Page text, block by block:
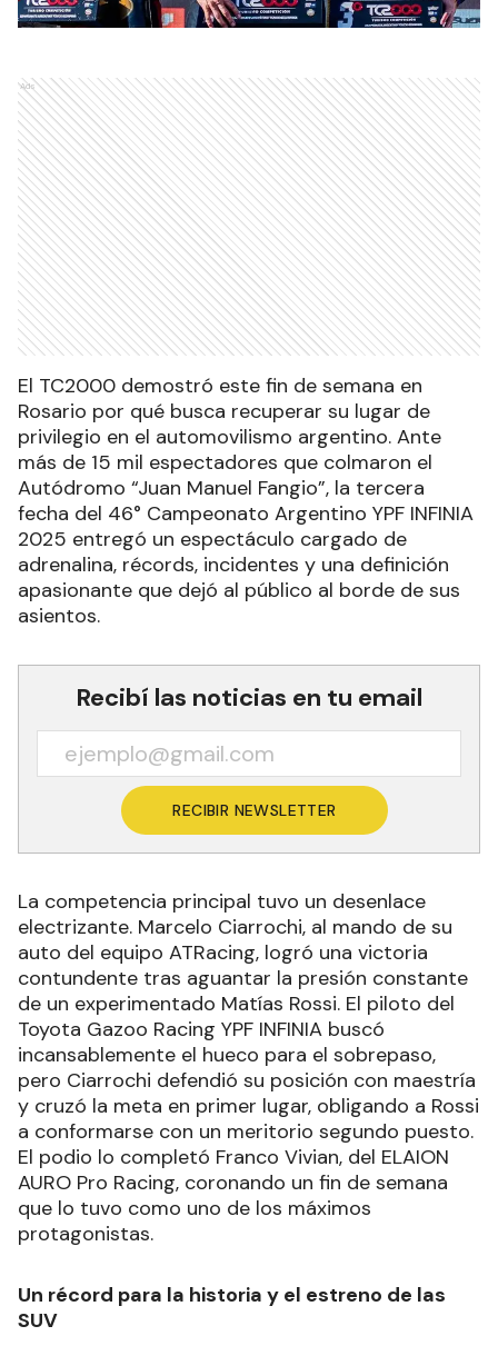
Ads
El TC2000 demostró este fin de semana en
Rosario por qué busca recuperar su lugar de
privilegio en el automovilismo argentino. Ante
más de 15 mil espectadores que colmaron el
Autódromo “Juan Manuel Fangio”, la tercera
fecha del 46° Campeonato Argentino YPF INFINIA
2025 entregó un espectáculo cargado de
adrenalina, récords, incidentes y una definición
apasionante que dejó al público al borde de sus
asientos.
Recibí las noticias en tu email
RECIBIR NEWSLETTER
La competencia principal tuvo un desenlace
electrizante. Marcelo Ciarrochi, al mando de su
auto del equipo ATRacing, logró una victoria
contundente tras aguantar la presión constante
de un experimentado Matías Rossi. El piloto del
Toyota Gazoo Racing YPF INFINIA buscó
incansablemente el hueco para el sobrepaso,
pero Ciarrochi defendió su posición con maestría
y cruzó la meta en primer lugar, obligando a Rossi
a conformarse con un meritorio segundo puesto.
El podio lo completó Franco Vivian, del ELAION
AURO Pro Racing, coronando un fin de semana
que lo tuvo como uno de los máximos
protagonistas.
Un récord para la historia y el estreno de las
SUV